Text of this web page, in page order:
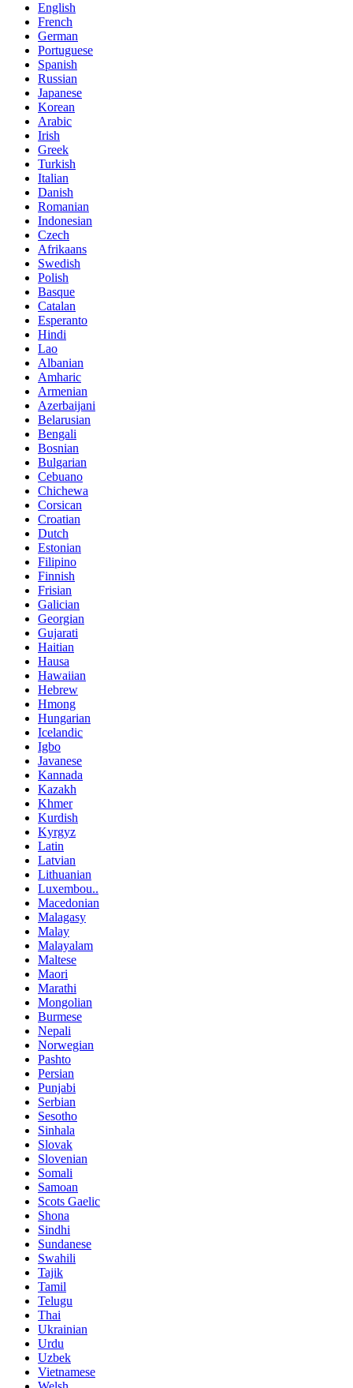
English
French
German
Portuguese
Spanish
Russian
Japanese
Korean
Arabic
Irish
Greek
Turkish
Italian
Danish
Romanian
Indonesian
Czech
Afrikaans
Swedish
Polish
Basque
Catalan
Esperanto
Hindi
Lao
Albanian
Amharic
Armenian
Azerbaijani
Belarusian
Bengali
Bosnian
Bulgarian
Cebuano
Chichewa
Corsican
Croatian
Dutch
Estonian
Filipino
Finnish
Frisian
Galician
Georgian
Gujarati
Haitian
Hausa
Hawaiian
Hebrew
Hmong
Hungarian
Icelandic
Igbo
Javanese
Kannada
Kazakh
Khmer
Kurdish
Kyrgyz
Latin
Latvian
Lithuanian
Luxembou..
Macedonian
Malagasy
Malay
Malayalam
Maltese
Maori
Marathi
Mongolian
Burmese
Nepali
Norwegian
Pashto
Persian
Punjabi
Serbian
Sesotho
Sinhala
Slovak
Slovenian
Somali
Samoan
Scots Gaelic
Shona
Sindhi
Sundanese
Swahili
Tajik
Tamil
Telugu
Thai
Ukrainian
Urdu
Uzbek
Vietnamese